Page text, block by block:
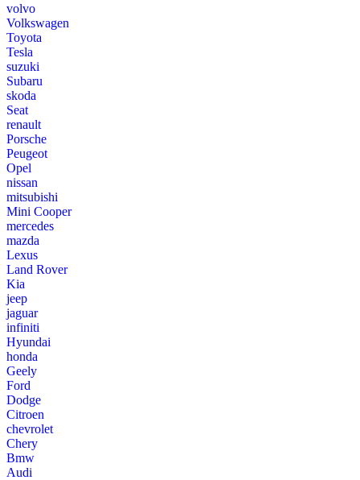
volvo
Volkswagen
Toyota
Tesla
suzuki
Subaru
skoda
Seat
renault
Porsche
Peugeot
Opel
nissan
mitsubishi
Mini Cooper
mercedes
mazda
Lexus
Land Rover
Kia
jeep
jaguar
infiniti
Hyundai
honda
Geely
Ford
Dodge
Citroen
chevrolet
Chery
Bmw
Audi